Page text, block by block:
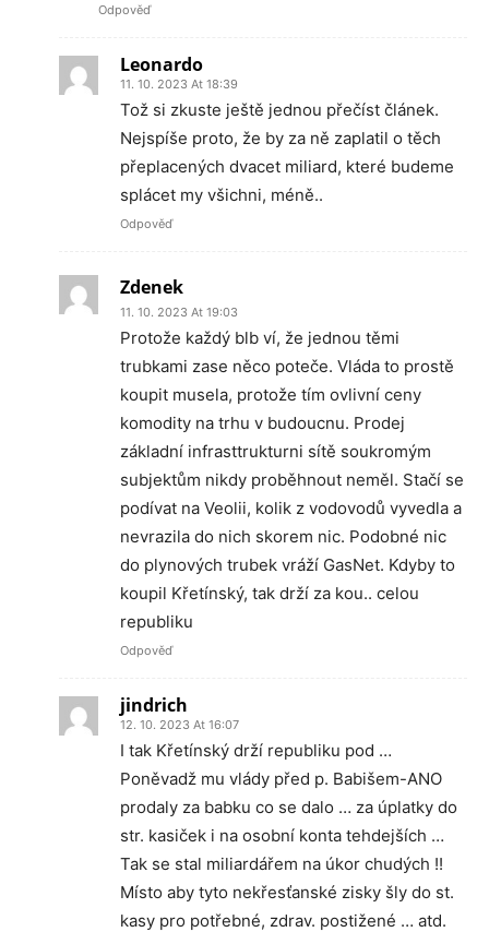
Odpověď
Leonardo
11. 10. 2023 At 18:39
Tož si zkuste ještě jednou přečíst článek.
Nejspíše proto, že by za ně zaplatil o těch
přeplacených dvacet miliard, které budeme
splácet my všichni, méně..
Odpověď
Zdenek
11. 10. 2023 At 19:03
Protože každý blb ví, že jednou těmi
trubkami zase něco poteče. Vláda to prostě
koupit musela, protože tím ovlivní ceny
komodity na trhu v budoucnu. Prodej
základní infrasttrukturni sítě soukromým
subjektům nikdy proběhnout neměl. Stačí se
podívat na Veolii, kolik z vodovodů vyvedla a
nevrazila do nich skorem nic. Podobné nic
do plynových trubek vráží GasNet. Kdyby to
koupil Křetínský, tak drží za kou.. celou
republiku
Odpověď
jindrich
12. 10. 2023 At 16:07
I tak Křetínský drží republiku pod …
Poněvadž mu vlády před p. Babišem-ANO
prodaly za babku co se dalo … za úplatky do
str. kasiček i na osobní konta tehdejších …
Tak se stal miliardářem na úkor chudých !!
Místo aby tyto nekřesťanské zisky šly do st.
kasy pro potřebné, zdrav. postižené … atd.